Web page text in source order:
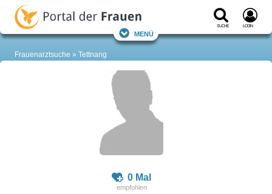
Suche Login
Menü
Frauenarztsuche Tettnang
0 Mal